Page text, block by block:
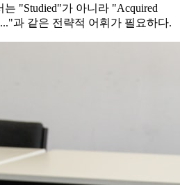
"Studied"가 아니라 "Acquired
과 같은 전략적 어휘가 필요하다.